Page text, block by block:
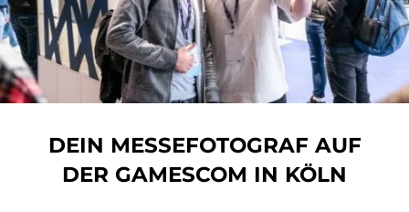
DEIN MESSEFOTOGRAF AUF
DER GAMESCOM IN KÖLN